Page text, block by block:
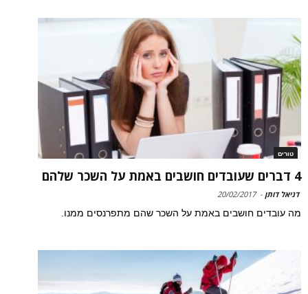
טורים
4 דברים שעובדים חושבים באמת על השכר שלהם
דניאל דותן -
20/02/2017
מה עובדים חושבים באמת על השכר שהם מתפרנסים ממנו.